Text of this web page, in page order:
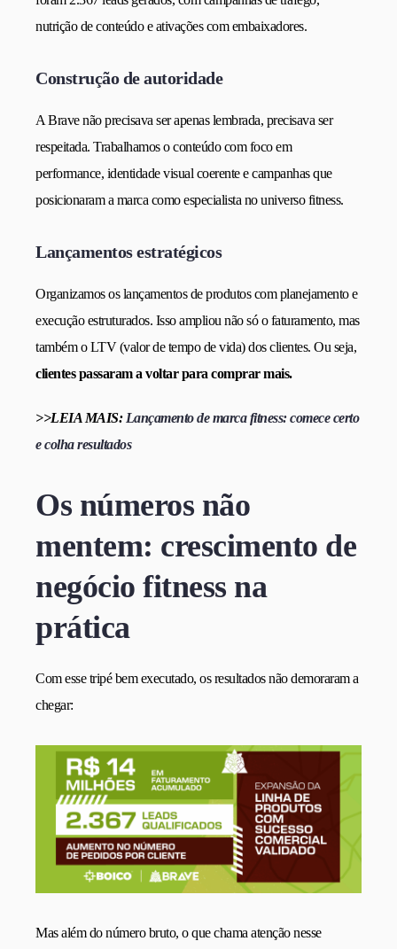
nutrição de conteúdo e ativações com embaixadores.
Construção de autoridade
A Brave não precisava ser apenas lembrada, precisava ser
respeitada. Trabalhamos o conteúdo com foco em
performance, identidade visual coerente e campanhas que
posicionaram a marca como especialista no universo fitness.
Lançamentos estratégicos
Organizamos os lançamentos de produtos com planejamento e
execução estruturados. Isso ampliou não só o faturamento, mas
também o LTV (valor de tempo de vida) dos clientes. Ou seja,
clientes passaram a voltar para comprar mais.
>>LEIA MAIS: Lançamento de marca fitness: comece certo
e colha resultados
Os números não
mentem: crescimento de
negócio fitness na
prática
Com esse tripé bem executado, os resultados não demoraram a
chegar:
Mas além do número bruto, o que chama atenção nesse